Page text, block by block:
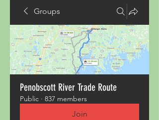
Groups
Penobscott River Trade Route
Public · 837 members
Join